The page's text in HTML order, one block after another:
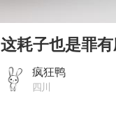
这耗子也是罪
疯狂鸭
四川